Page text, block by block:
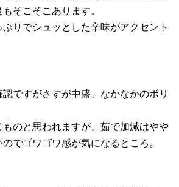
そこそこあります。
りでシュッとした辛味がアクセント
ですがさすが中盛、なかなかのボリ
のと思われますが、茹で加減はやや
でゴワゴワ感が気になるところ。